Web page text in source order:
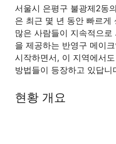
서울시 은평구 불광제2동
은 최근 몇 년 동안 빠르게
많은 사람들이 지속적으
을 제공하는 반영구 메이
시작하면서, 이 지역에서
방법들이 등장하고 있답니
현황 개요